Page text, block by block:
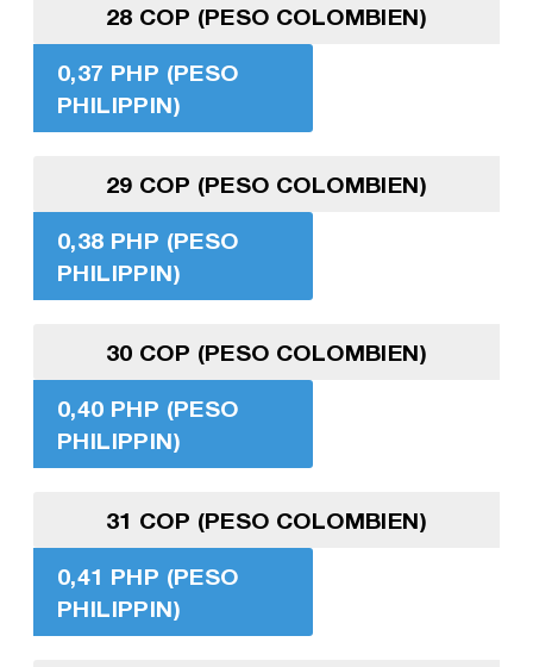
28 COP (PESO COLOMBIEN)
0,37 PHP (PESO
PHILIPPIN)
29 COP (PESO COLOMBIEN)
0,38 PHP (PESO
PHILIPPIN)
30 COP (PESO COLOMBIEN)
0,40 PHP (PESO
PHILIPPIN)
31 COP (PESO COLOMBIEN)
0,41 PHP (PESO
PHILIPPIN)